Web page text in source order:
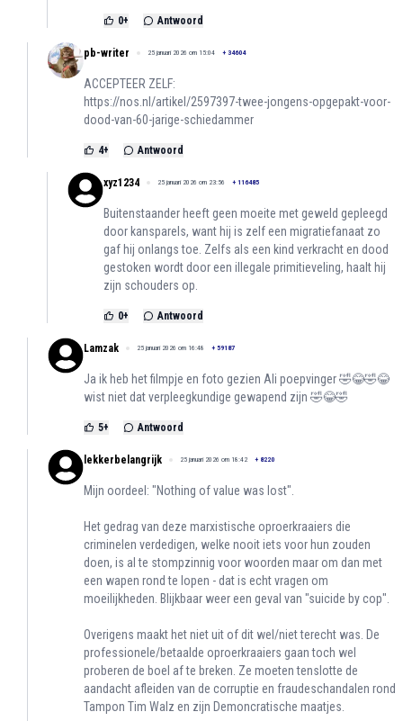
0+ Antwoord
pb-writer 25 januari 2026 om 15:04 + 34604
ACCEPTEER ZELF:
https://nos.nl/artikel/2597397-twee-jongens-opgepakt-voor-
dood-van-60-jarige-schiedammer
4+ Antwoord
xyz1234 25 januari 2026 om 23:56 + 116485
Buitenstaander heeft geen moeite met geweld gepleegd
door kansparels, want hij is zelf een migratiefanaat zo
gaf hij onlangs toe. Zelfs als een kind verkracht en dood
gestoken wordt door een illegale primitieveling, haalt hij
zijn schouders op.
0+ Antwoord
Lamzak 25 januari 2026 om 16:48 + 59187
Ja ik heb het filmpje en foto gezien Ali poepvinger 🤣😂🤣😂
wist niet dat verpleegkundige gewapend zijn 🤣😂🤣
5+ Antwoord
lekkerbelangrijk 25 januari 2026 om 18:42 + 8220
Mijn oordeel: "Nothing of value was lost".
Het gedrag van deze marxistische oproerkraaiers die
criminelen verdedigen, welke nooit iets voor hun zouden
doen, is al te stompzinnig voor woorden maar om dan met
een wapen rond te lopen - dat is echt vragen om
moeilijkheden. Blijkbaar weer een geval van "suicide by cop".
Overigens maakt het niet uit of dit wel/niet terecht was. De
professionele/betaalde oproerkraaiers gaan toch wel
proberen de boel af te breken. Ze moeten tenslotte de
aandacht afleiden van de corruptie en fraudeschandalen rond
Tampon Tim Walz en zijn Demoncratische maatjes.